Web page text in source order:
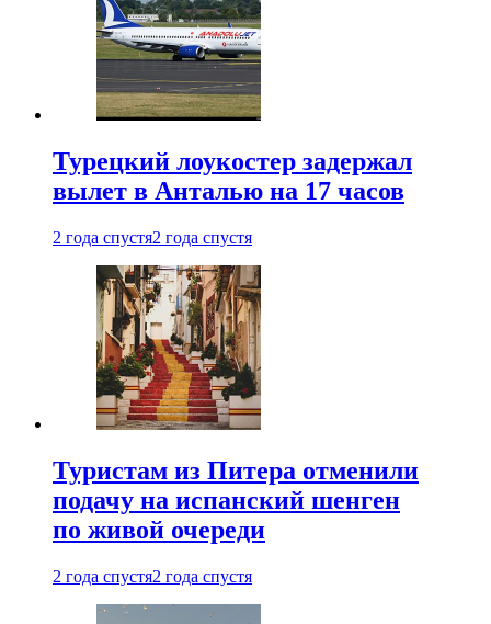
Турецкий лоукостер задержал
вылет в Анталью на 17 часов
2 года спустя2 года спустя
Туристам из Питера отменили
подачу на испанский шенген
по живой очереди
2 года спустя2 года спустя